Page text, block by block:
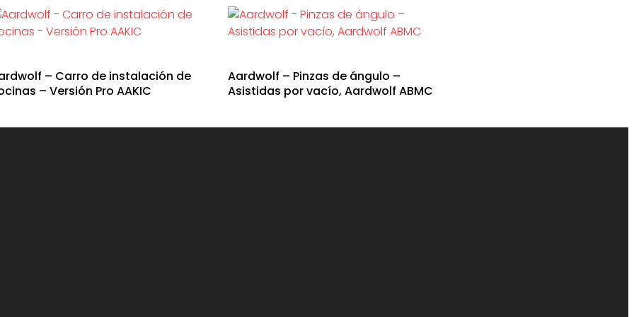
– Carro de instalación de
– Versión Pro AAKIC
Aardwolf – Pinzas de ángulo –
Asistidas por vacío, Aardwolf ABMC